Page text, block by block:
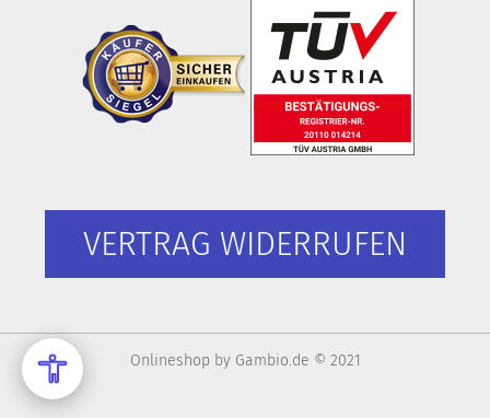
VERTRAG WIDERRUFEN
Onlineshop by Gambio.de © 2021